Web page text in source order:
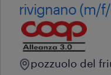
rivignano (m/
pozzuolo del